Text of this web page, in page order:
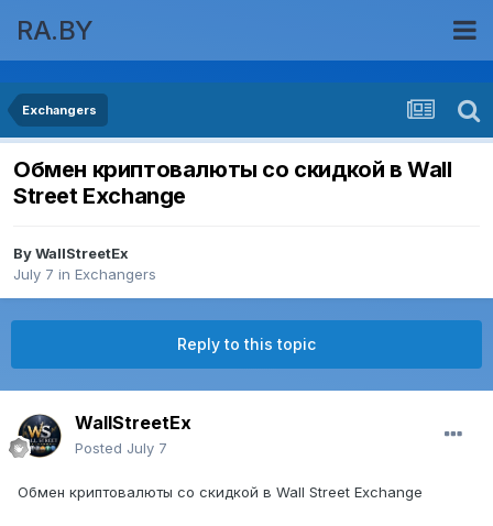
RA.BY
Exchangers
Обмен криптовалюты со скидкой в Wall
Street Exchange
ByWallStreetEx
July 7 in Exchangers
Reply to this topic
WallStreetEx
Posted July 7
Обмен криптовалюты со скидкой в Wall Street Exchange